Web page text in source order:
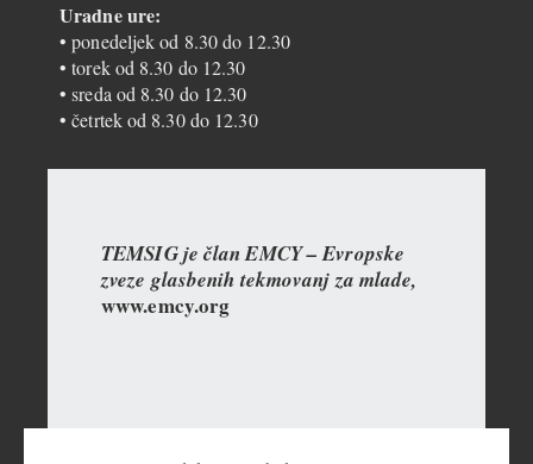
Uradne ure:
• ponedeljek od 8.30 do 12.30
• torek od 8.30 do 12.30
• sreda od 8.30 do 12.30
• četrtek od 8.30 do 12.30
TEMSIG je član EMCY – Evropske
zveze glasbenih tekmovanj za mlade,
www.emcy.org